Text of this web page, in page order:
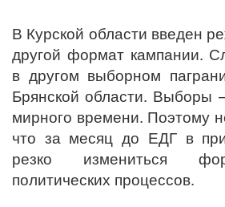
В Курской области введен
другой формат кампании.
в другом выборном
Брянской области. Выборы
мирного времени. Поэтому
что за месяц до ЕДГ в
резко измениться
политических процессов.